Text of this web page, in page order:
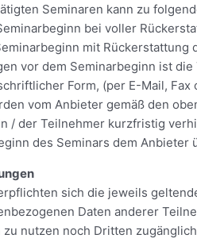
Seminaren kann zu
bei voller
mit Rückerstattung
vor dem Seminarbeginn ist
Form, (per E-Mail,
vom Anbieter gemäß den
/ der Teilnehmer kurzfristig
des Seminars dem Anbieter
sich die jeweils
Daten anderer
nutzen noch Dritten